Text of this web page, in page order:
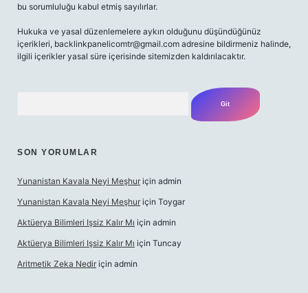
bu sorumluluğu kabul etmiş sayılırlar.
Hukuka ve yasal düzenlemelere aykırı olduğunu düşündüğünüz
içerikleri, backlinkpanelicomtr@gmail.com adresine bildirmeniz halinde,
ilgili içerikler yasal süre içerisinde sitemizden kaldırılacaktır.
SON YORUMLAR
Yunanistan Kavala Neyi Meşhur için admin
Yunanistan Kavala Neyi Meşhur için Toygar
Aktüerya Bilimleri Işsiz Kalır Mı için admin
Aktüerya Bilimleri Işsiz Kalır Mı için Tuncay
Aritmetik Zeka Nedir için admin